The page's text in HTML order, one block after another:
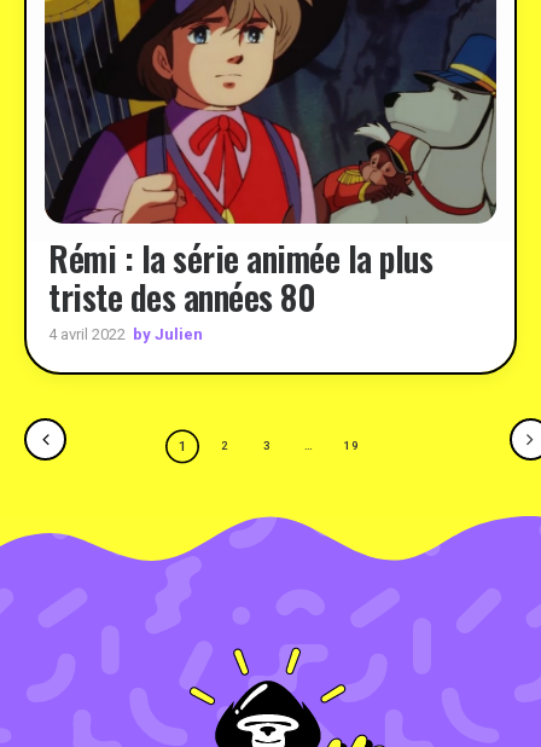
Rémi : la série animée la plus
triste des années 80
4 avril 2022 by Julien
1 2 3 19